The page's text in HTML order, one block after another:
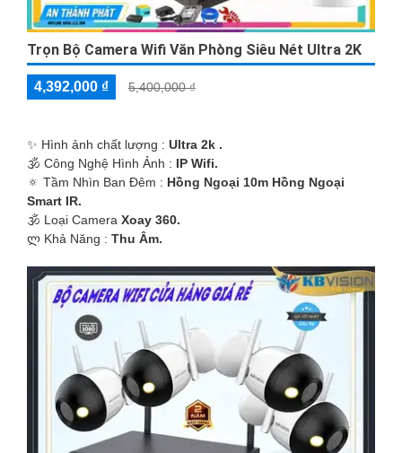
Trọn Bộ Camera Wifi Văn Phòng Siêu Nét Ultra 2K
4,392,000 ₫ 5,400,000 ₫
✨ Hình ảnh chất lượng : Ultra 2k .
🕉️ Công Nghệ Hình Ảnh : IP Wifi.
🔅 Tầm Nhìn Ban Đêm : Hồng Ngoại 10m Hồng Ngoại
Smart IR.
🕉️ Loại Camera Xoay 360.
️ლ Khả Năng : Thu Âm.